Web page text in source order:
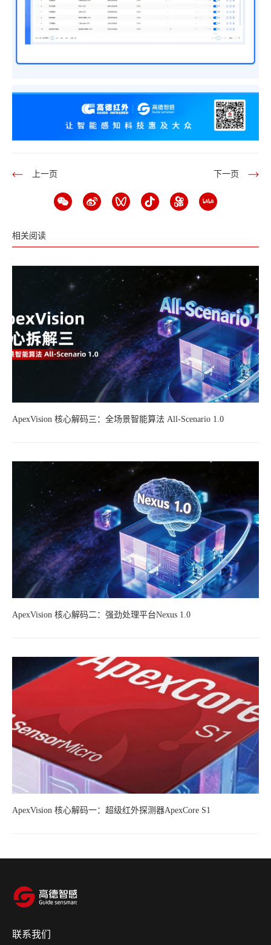
上一页 下一页
相关阅读
ApexVision 核心解码三：全场景智能算法 All-Scenario 1.0
ApexVision 核心解码二：强劲处理平台Nexus 1.0
ApexVision 核心解码一：超级红外探测器ApexCore S1
联系我们